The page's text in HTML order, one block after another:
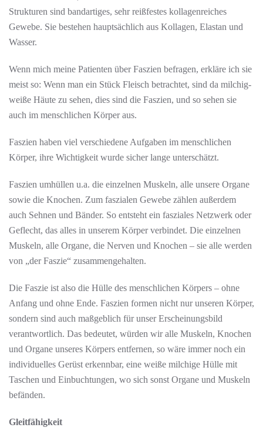
Strukturen sind bandartiges, sehr reißfestes kollagenreiches
Gewebe. Sie bestehen hauptsächlich aus Kollagen, Elastan und
Wasser.
Wenn mich meine Patienten über Faszien befragen, erkläre ich sie
meist so: Wenn man ein Stück Fleisch betrachtet, sind da milchig-
weiße Häute zu sehen, dies sind die Faszien, und so sehen sie
auch im menschlichen Körper aus.
Faszien haben viel verschiedene Aufgaben im menschlichen
Körper, ihre Wichtigkeit wurde sicher lange unterschätzt.
Faszien umhüllen u.a. die einzelnen Muskeln, alle unsere Organe
sowie die Knochen. Zum faszialen Gewebe zählen außerdem
auch Sehnen und Bänder. So entsteht ein fasziales Netzwerk oder
Geflecht, das alles in unserem Körper verbindet. Die einzelnen
Muskeln, alle Organe, die Nerven und Knochen – sie alle werden
von „der Faszie“ zusammengehalten.
Die Faszie ist also die Hülle des menschlichen Körpers – ohne
Anfang und ohne Ende. Faszien formen nicht nur unseren Körper,
sondern sind auch maßgeblich für unser Erscheinungsbild
verantwortlich. Das bedeutet, würden wir alle Muskeln, Knochen
und Organe unseres Körpers entfernen, so wäre immer noch ein
individuelles Gerüst erkennbar, eine weiße milchige Hülle mit
Taschen und Einbuchtungen, wo sich sonst Organe und Muskeln
befänden.
Gleitfähigkeit